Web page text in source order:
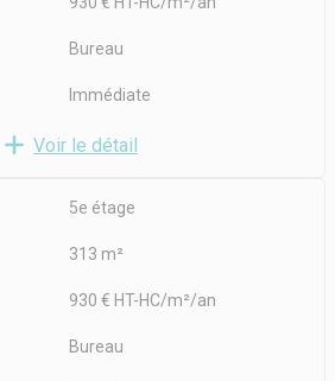
Bureau
Immédiate
Voir le détail
5e étage
313 m²
930 € HT-HC/m²/an
Bureau